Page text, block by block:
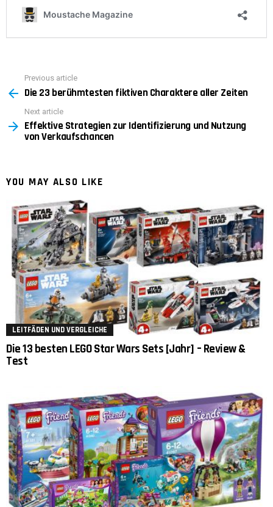
more
Previous article
Die 23 berühmtesten fiktiven Charaktere aller Zeiten
Next article
Effektive Strategien zur Identifizierung und Nutzung
von Verkaufschancen
YOU MAY ALSO LIKE
LEITFÄDEN UND VERGLEICHE
Die 13 besten LEGO Star Wars Sets [Jahr] – Review &
Test